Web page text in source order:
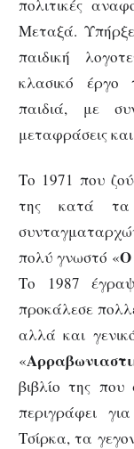
πολιτικές
Μεταξά.
παιδική
κλασικό έργο
παιδιά, με
μεταφράσεις
Το 1971 που
της κατά τα
πολύ γνωστό «Ο
Το 1987
προκάλεσε
αλλά και
«
βιβλίο της που
περιγράφει
Τσίρκα, τα